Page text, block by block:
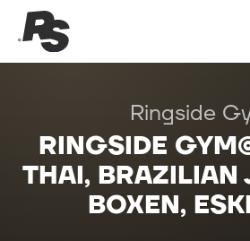
Ringside
RINGSIDE
THAI, BRAZILIAN
BOXEN,